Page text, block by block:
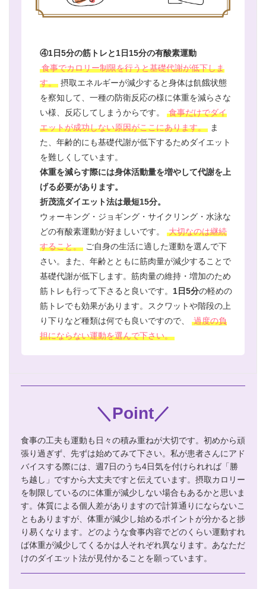
④1日5分の筋トレと1日15分の有酸素運動
食事でカロリー制限を行うと基礎代謝が低下しま
す。摂取エネルギーが減少すると身体は飢餓状態
を察知して、一種の防衛反応の様に体重を減らさな
い様、反応してしまうからです。
食事だけでダイ
エットが成功しない原因がここにあります。ま
た、年齢的にも基礎代謝が低下するためダイエット
を難しくしています。
体重を減らす際には身体活動量を増やして代謝を上
げる必要があります。
折茂流ダイエット法は最短15分。
ウォーキング・ジョギング・サイクリング・水泳な
どの有酸素運動が好ましいです。
大切なのは継続
すること。ご自身の生活に適した運動を選んで下
さい。また、年齢とともに筋肉量が減少することで
基礎代謝が低下します。筋肉量の維持・増加のため
筋トレも行って下さると良いです。 1日5分の軽めの
筋トレでも効果があります。スクワットや階段の上
り下りなど種類は何でも良いですので、
過度の負
担にならない運動を選んで下さい。
＼Point／
食事の工夫も運動も日々の積み重ねが大切です。初めから頑
張り過ぎず、先ずは始めてみて下さい。私が患者さんにアド
バイスする際には、週7日のうち4日気を付けられれば「勝
ち越し」ですから大丈夫ですと伝えています。摂取カロリー
を制限しているのに体重が減少しない場合もあるかと思いま
す。体質による個人差がありますので計算通りにならないこ
ともありますが、体重が減少し始めるポイントが分かると捗
り易くなります。どのような食事内容でどのくらい運動すれ
ば体重が減少してくるかは人それぞれ異なります。あなただ
けのダイエット法が見付かることを願っています。